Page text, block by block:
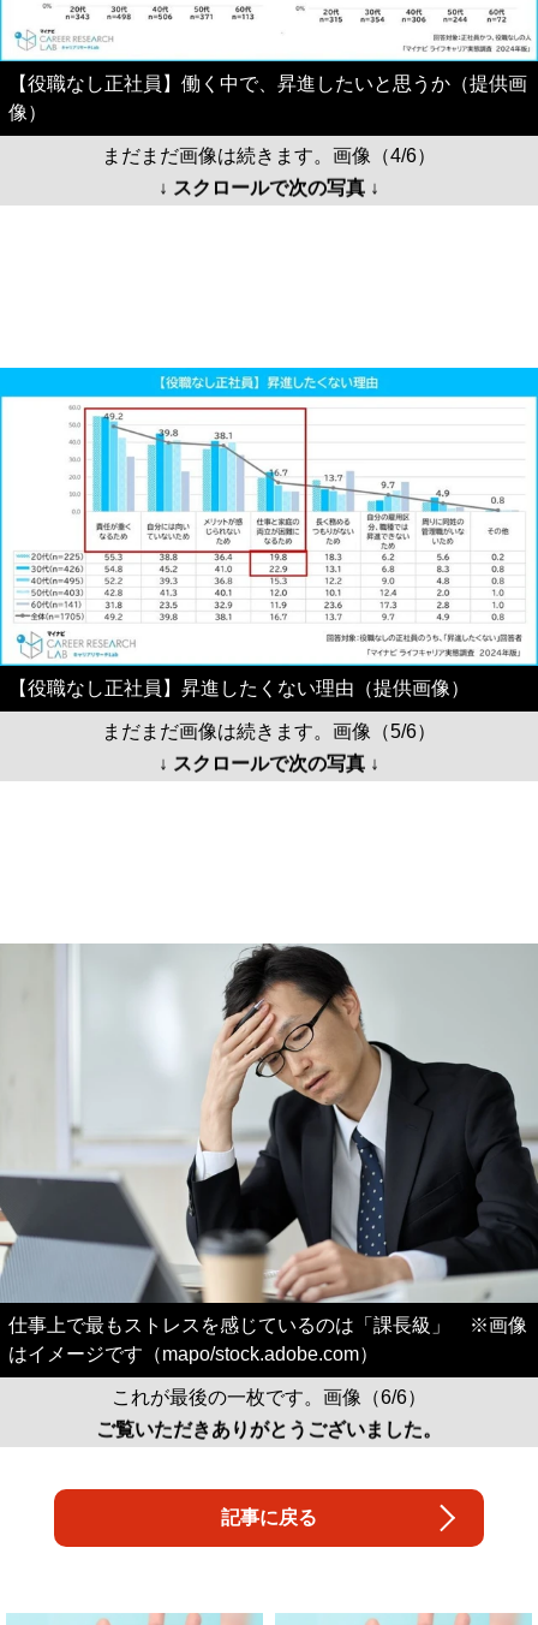
【役職なし正社員】働く中で、昇進したいと思うか（提供画
像）
まだまだ画像は続きます。画像（4/6）
↓ スクロールで次の写真 ↓
【役職なし正社員】昇進したくない理由（提供画像）
まだまだ画像は続きます。画像（5/6）
↓ スクロールで次の写真 ↓
仕事上で最もストレスを感じているのは「課長級」 ※画像
はイメージです（mapo/stock.adobe.com）
これが最後の一枚です。画像（6/6）
ご覧いただきありがとうございました。
記事に戻る